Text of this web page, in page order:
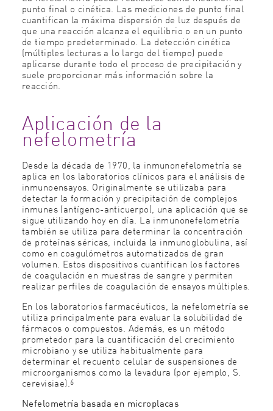
punto final o cinética. Las mediciones de punto final
cuantifican la máxima dispersión de luz después de
que una reacción alcanza el equilibrio o en un punto
de tiempo predeterminado. La detección cinética
(múltiples lecturas a lo largo del tiempo) puede
aplicarse durante todo el proceso de precipitación y
suele proporcionar más información sobre la
reacción.
Aplicación de la
nefelometría
Desde la década de 1970, la inmunonefelometría se
aplica en los laboratorios clínicos para el análisis de
inmunoensayos. Originalmente se utilizaba para
detectar la formación y precipitación de complejos
inmunes (antígeno-anticuerpo), una aplicación que se
sigue utilizando hoy en día. La inmunonefelometría
también se utiliza para determinar la concentración
de proteínas séricas, incluida la inmunoglobulina, así
como en coagulómetros automatizados de gran
volumen. Estos dispositivos cuantifican los factores
de coagulación en muestras de sangre y permiten
realizar perfiles de coagulación de ensayos múltiples.
En los laboratorios farmacéuticos, la nefelometría se
utiliza principalmente para evaluar la solubilidad de
fármacos o compuestos. Además, es un método
prometedor para la cuantificación del crecimiento
microbiano y se utiliza habitualmente para
determinar el recuento celular de suspensiones de
microorganismos como la levadura (por ejemplo, S.
cerevisiae).6
Nefelometría basada en microplacas